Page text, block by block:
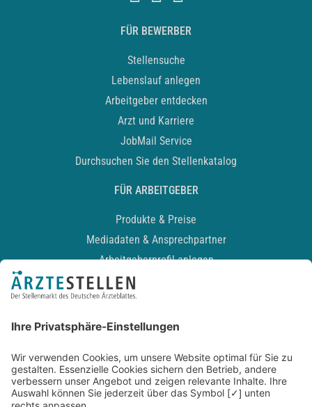
FÜR BEWERBER
Stellensuche
Lebenslauf anlegen
Arbeitgeber entdecken
Arzt und Karriere
JobMail Service
Durchsuchen Sie den Stellenkatalog
FÜR ARBEITGEBER
Produkte & Preise
Mediadaten & Ansprechpartner
Arbeitgeberprofil anlegen
Recruiting-Podcast
Kontakt
Datenschutz
Newsletter